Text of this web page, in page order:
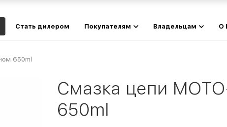
Стать дилером Покупателям Владельцам О
650ml
Смазка цепи
650ml